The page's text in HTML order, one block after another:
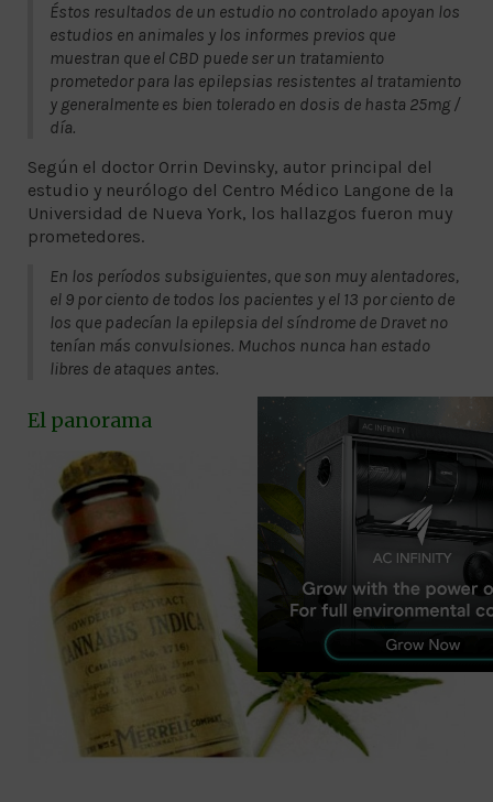
Éstos resultados de un estudio no controlado apoyan los
estudios en animales y los informes previos que
muestran que el CBD puede ser un tratamiento
prometedor para las epilepsias resistentes al tratamiento
y generalmente es bien tolerado en dosis de hasta 25mg /
día.
Según el doctor Orrin Devinsky, autor principal del
estudio y neurólogo del Centro Médico Langone de la
Universidad de Nueva York, los hallazgos fueron muy
prometedores.
En los períodos subsiguientes, que son muy alentadores,
el 9 por ciento de todos los pacientes y el 13 por ciento de
los que padecían la epilepsia del síndrome de Dravet no
tenían más convulsiones. Muchos nunca han estado
libres de ataques antes.
El panorama